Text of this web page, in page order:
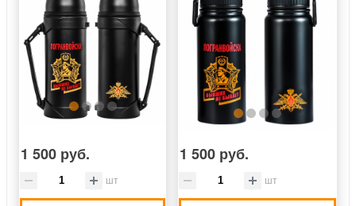
1 500 руб.
шт
1 500 руб.
шт